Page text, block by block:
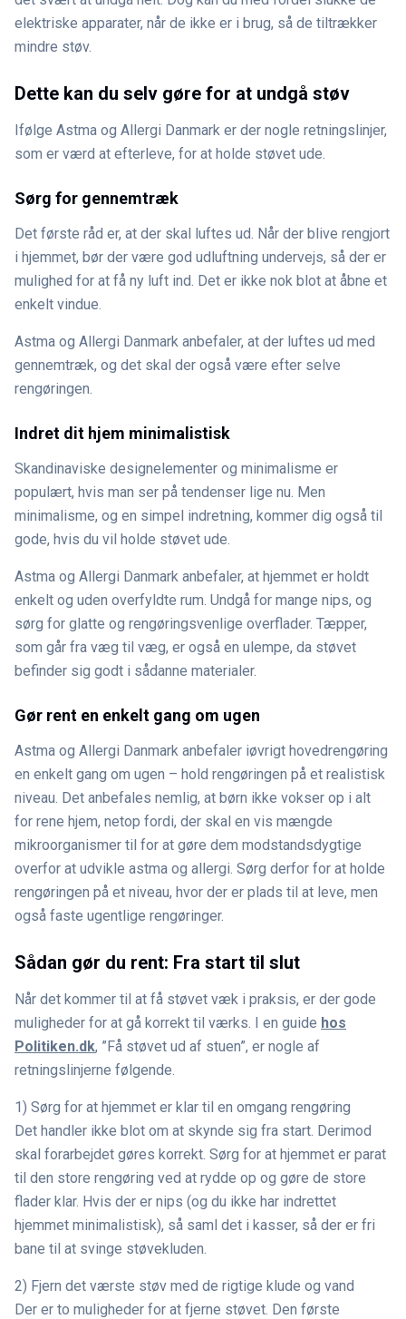
elektriske apparater, når de ikke er i brug, så de tiltrækker
mindre støv.
Dette kan du selv gøre for at undgå støv
Ifølge Astma og Allergi Danmark er der nogle retningslinjer,
som er værd at efterleve, for at holde støvet ude.
Sørg for gennemtræk
Det første råd er, at der skal luftes ud. Når der blive rengjort
i hjemmet, bør der være god udluftning undervejs, så der er
mulighed for at få ny luft ind. Det er ikke nok blot at åbne et
enkelt vindue.
Astma og Allergi Danmark anbefaler, at der luftes ud med
gennemtræk, og det skal der også være efter selve
rengøringen.
Indret dit hjem minimalistisk
Skandinaviske designelementer og minimalisme er
populært, hvis man ser på tendenser lige nu. Men
minimalisme, og en simpel indretning, kommer dig også til
gode, hvis du vil holde støvet ude.
Astma og Allergi Danmark anbefaler, at hjemmet er holdt
enkelt og uden overfyldte rum. Undgå for mange nips, og
sørg for glatte og rengøringsvenlige overflader. Tæpper,
som går fra væg til væg, er også en ulempe, da støvet
befinder sig godt i sådanne materialer.
Gør rent en enkelt gang om ugen
Astma og Allergi Danmark anbefaler iøvrigt hovedrengøring
en enkelt gang om ugen – hold rengøringen på et realistisk
niveau. Det anbefales nemlig, at børn ikke vokser op i alt
for rene hjem, netop fordi, der skal en vis mængde
mikroorganismer til for at gøre dem modstandsdygtige
overfor at udvikle astma og allergi. Sørg derfor for at holde
rengøringen på et niveau, hvor der er plads til at leve, men
også faste ugentlige rengøringer.
Sådan gør du rent: Fra start til slut
Når det kommer til at få støvet væk i praksis, er der gode
muligheder for at gå korrekt til værks. I en guide hos
Politiken.dk, ”Få støvet ud af stuen”, er nogle af
retningslinjerne følgende.
1) Sørg for at hjemmet er klar til en omgang rengøring
Det handler ikke blot om at skynde sig fra start. Derimod
skal forarbejdet gøres korrekt. Sørg for at hjemmet er parat
til den store rengøring ved at rydde op og gøre de store
flader klar. Hvis der er nips (og du ikke har indrettet
hjemmet minimalistisk), så saml det i kasser, så der er fri
bane til at svinge støvekluden.
2) Fjern det værste støv med de rigtige klude og vand
Der er to muligheder for at fjerne støvet. Den første